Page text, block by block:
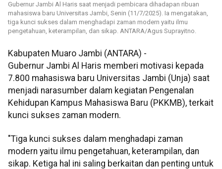
Gubernur Jambi Al Haris saat menjadi pembicara dihadapan ribuan
mahasiswa baru Universitas Jambi, Senin (11/7/2025). Ia mengatakan,
tiga kunci sukses dalam menghadapi zaman modern yaitu ilmu
pengetahuan, keterampilan, dan sikap. ANTARA/Agus Suprayitno.
Kabupaten Muaro Jambi (ANTARA) -
Gubernur Jambi Al Haris memberi motivasi kepada
7.800 mahasiswa baru Universitas Jambi (Unja) saat
menjadi narasumber dalam kegiatan Pengenalan
Kehidupan Kampus Mahasiswa Baru (PKKMB), terkait
kunci sukses zaman modern.
"Tiga kunci sukses dalam menghadapi zaman
modern yaitu ilmu pengetahuan, keterampilan, dan
sikap. Ketiga hal ini saling berkaitan dan penting untuk